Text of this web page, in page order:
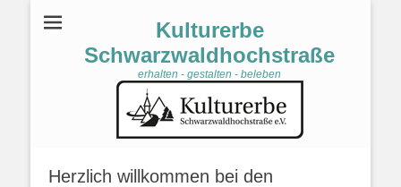
Kulturerbe
Schwarzwaldhochstraße
erhalten - gestalten - beleben
Herzlich willkommen bei den